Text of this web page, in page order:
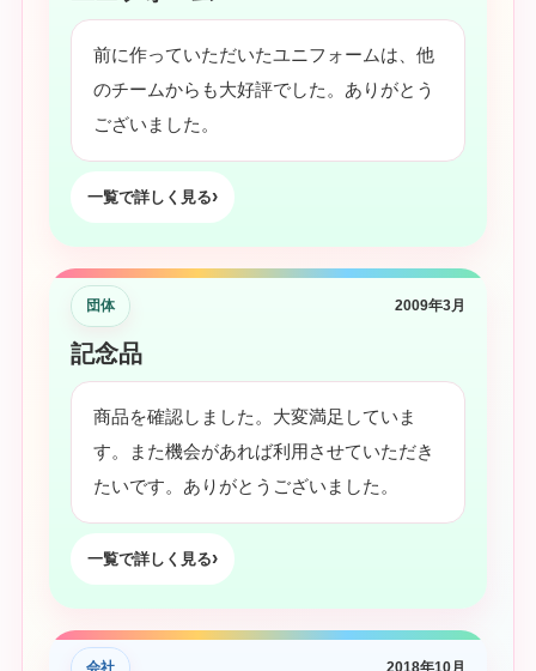
前に作っていただいたユニフォームは、他
のチームからも大好評でした。ありがとう
ございました。
一覧で詳しく見る
団体 2009年3月
記念品
商品を確認しました。大変満足していま
す。また機会があれば利用させていただき
たいです。ありがとうございました。
一覧で詳しく見る
会社 2018年10月